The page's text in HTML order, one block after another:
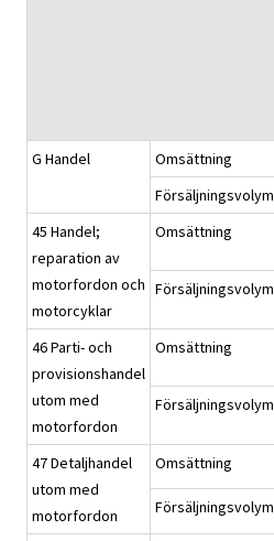
G Handel
Omsättning
Försäljningsvolym
45 Handel;
reparation av
motorfordon och
motorcyklar
Omsättning
Försäljningsvolym
46 Parti- och
provisionshandel
utom med
motorfordon
Omsättning
Försäljningsvolym
47 Detaljhandel
utom med
motorfordon
Omsättning
Försäljningsvolym